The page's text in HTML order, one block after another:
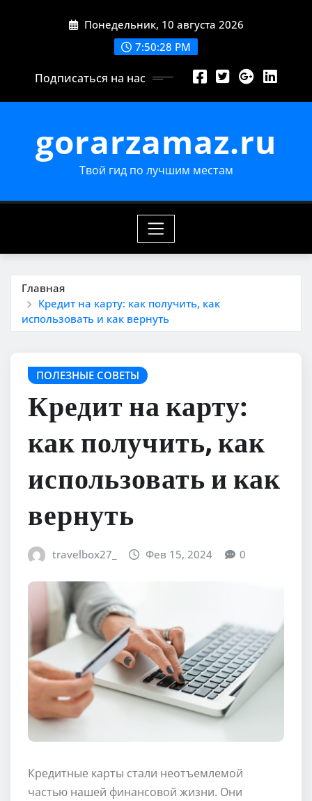
Понедельник, 10 августа 2026
7:50:30 PM
Подписаться на нас
gorarzamaz.ru
Твой гид по лучшим местам
Главная
Кредит на карту: как получить, как
использовать и как вернуть
ПОЛЕЗНЫЕ СОВЕТЫ
Кредит на карту:
как получить, как
использовать и как
вернуть
travelbox27_ Фев 15, 2024 0
Кредитные карты стали неотъемлемой
частью нашей финансовой жизни. Они